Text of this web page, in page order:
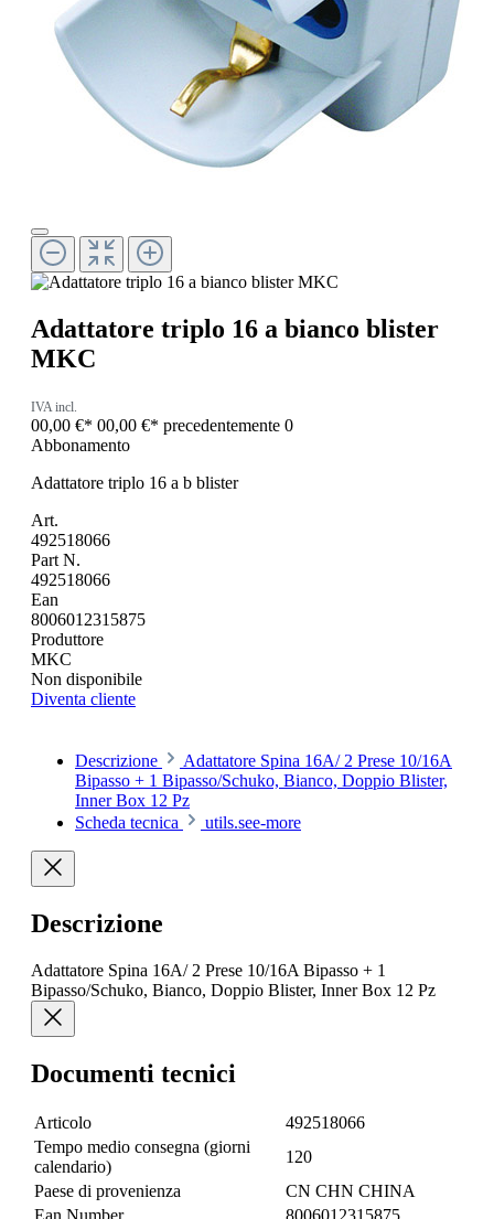
Adattatore triplo 16 a bianco blister
MKC
IVA incl.
00,00 €* 00,00 €* precedentemente 0
Abbonamento
Adattatore triplo 16 a b blister
Art.
492518066
Part N.
492518066
Ean
8006012315875
Produttore
MKC
Non disponibile
Diventa cliente
Descrizione
Adattatore Spina 16A/ 2 Prese 10/16A
Bipasso + 1 Bipasso/Schuko, Bianco, Doppio Blister,
Inner Box 12 Pz
Scheda tecnica
utils.see-more
Descrizione
Adattatore Spina 16A/ 2 Prese 10/16A Bipasso + 1
Bipasso/Schuko, Bianco, Doppio Blister, Inner Box 12 Pz
Documenti tecnici
Articolo
492518066
Tempo medio consegna (giorni
calendario)
120
Paese di provenienza
CN CHN CHINA